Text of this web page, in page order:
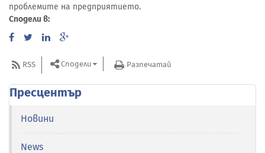
проблемите на предприятието.
Сподели в:
RSS Сподели Разпечатай
Пресцентър
Новини
News